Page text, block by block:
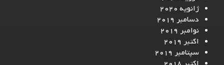
ژانویه 2020
دسامبر 2019
نوامبر 2019
اکتبر 2019
سپتامبر 2019